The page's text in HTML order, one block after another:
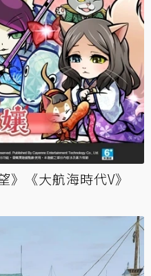
》《大航海時代V》